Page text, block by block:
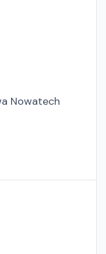
Nowatech